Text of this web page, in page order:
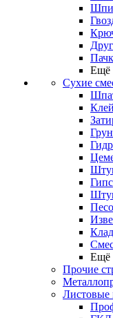
Ещё
Сухие
Гипс
Ещё
Прочие